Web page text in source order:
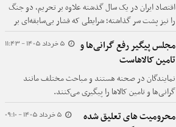
اقتصاد ایران در یک سال گذشته علاوه بر تحریم، دو جنگ
را نیز پشت سر گذاشته؛ شرایطی که فشار بی‌سابقه‌ای بر
شبکه بانکی و سیاست پولی وارد کرده است. در این میان
شواهد نشان می‌دهد دولت برای تأمین منابع مالی به
استقراض مستقیم از بانک مرکزی روی آورده؛ اقدامی که
اگرچه در کوتاه‌مدت از شدت بحران نقدینگی در شبکه
بانکی کاسته، اما می‌تواند تبعات تورمی سنگینی در آینده
به همراه داشته باشد.
5 خرداد 1405 - 11:43
مجلس پیگیر رفع گرانی‌‌ها و
تامین کالاهاست
نمایندگان در صحنه هستند و مباحث مختلف مانند
گرانی‌‌ها و تامین کالاها را پیگیری می‌کنند.
5 خرداد 1405 - 09:10
محرومیت های تعلیق شده